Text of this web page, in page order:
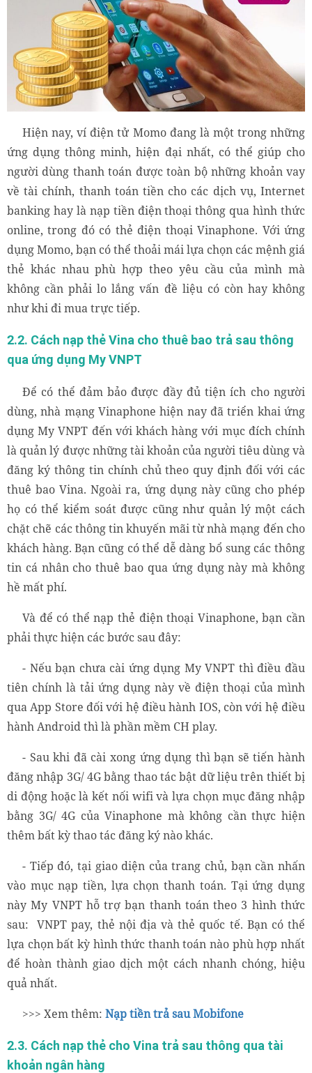
Hiện nay, ví điện tử Momo đang là một trong những
ứng dụng thông minh, hiện đại nhất, có thể giúp cho
người dùng thanh toán được toàn bộ những khoản vay
về tài chính, thanh toán tiền cho các dịch vụ, Internet
banking hay là nạp tiền điện thoại thông qua hình thức
online, trong đó có thẻ điện thoại Vinaphone. Với ứng
dụng Momo, bạn có thể thoải mái lựa chọn các mệnh giá
thẻ khác nhau phù hợp theo yêu cầu của mình mà
không cần phải lo lắng vấn đề liệu có còn hay không
như khi đi mua trực tiếp.
2.2. Cách nạp thẻ Vina cho thuê bao trả sau thông
qua ứng dụng My VNPT
Để có thể đảm bảo được đầy đủ tiện ích cho người
dùng, nhà mạng Vinaphone hiện nay đã triển khai ứng
dụng My VNPT đến với khách hàng với mục đích chính
là quản lý được những tài khoản của người tiêu dùng và
đăng ký thông tin chính chủ theo quy định đối với các
thuê bao Vina. Ngoài ra, ứng dụng này cũng cho phép
họ có thể kiểm soát được cũng như quản lý một cách
chặt chẽ các thông tin khuyến mãi từ nhà mạng đến cho
khách hàng. Bạn cũng có thể dễ dàng bổ sung các thông
tin cá nhân cho thuê bao qua ứng dụng này mà không
hề mất phí.
Và để có thể nạp thẻ điện thoại Vinaphone, bạn cần
phải thực hiện các bước sau đây:
- Nếu bạn chưa cài ứng dụng My VNPT thì điều đầu
tiên chính là tải ứng dụng này về điện thoại của mình
qua App Store đối với hệ điều hành IOS, còn với hệ điều
hành Android thì là phần mềm CH play.
- Sau khi đã cài xong ứng dụng thì bạn sẽ tiến hành
đăng nhập 3G/ 4G bằng thao tác bật dữ liệu trên thiết bị
di động hoặc là kết nối wifi và lựa chọn mục đăng nhập
bằng 3G/ 4G của Vinaphone mà không cần thực hiện
thêm bất kỳ thao tác đăng ký nào khác.
- Tiếp đó, tại giao diện của trang chủ, bạn cần nhấn
vào mục nạp tiền, lựa chọn thanh toán. Tại ứng dụng
này My VNPT hỗ trợ bạn thanh toán theo 3 hình thức
sau: VNPT pay, thẻ nội địa và thẻ quốc tế. Bạn có thể
lựa chọn bất kỳ hình thức thanh toán nào phù hợp nhất
để hoàn thành giao dịch một cách nhanh chóng, hiệu
quả nhất.
>>> Xem thêm: Nạp tiền trả sau Mobifone
2.3. Cách nạp thẻ cho Vina trả sau thông qua tài
khoản ngân hàng